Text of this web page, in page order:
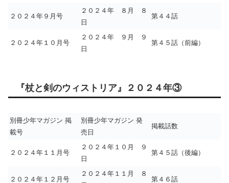
２０２４年９月号
２０２４年 ８月 ８
日
第４４話
２０２４年１０月号
２０２４年 ９月 ９
日
第４５話（前編）
『杖と剣のウィストリア』２０２４年③
別冊少年マガジン 掲
載号
別冊少年マガジン 発
売日
掲載話数
２０２４年１１月号
２０２４年１０月 ９
日
第４５話（後編）
２０２４年１２月号
２０２４年１１月 ８
第４６話